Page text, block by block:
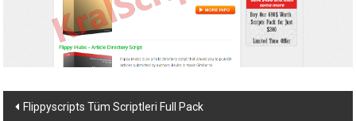
wordpress
php
temaları,
Yazı
Flippyscripts Tüm Scriptleri Full Pack